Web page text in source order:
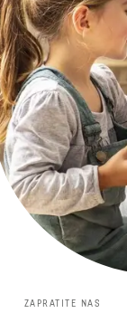
ZAPRATITE NAS